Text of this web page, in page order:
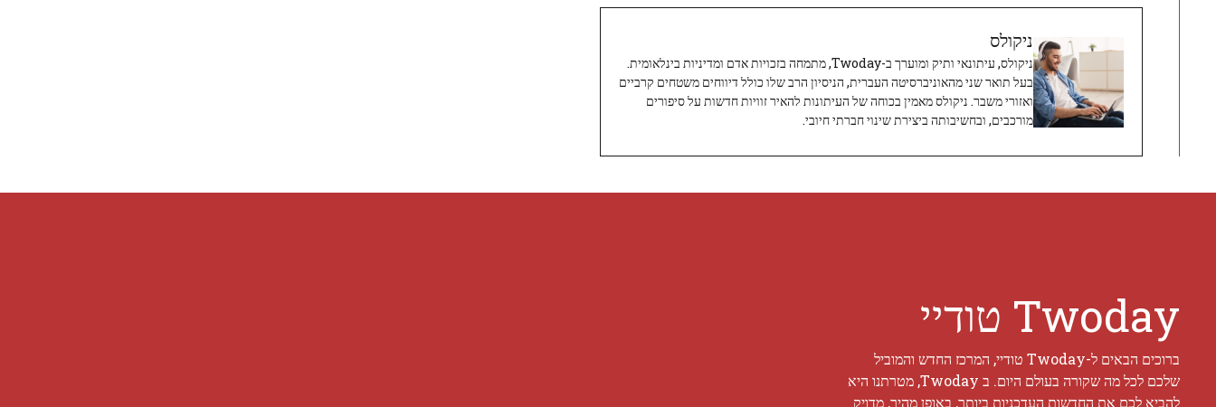
ניקולס
ניקולס, עיתונאי ותיק ומוערך ב-Twoday, מתמחה בזכויות אדם ומדיניות בינלאומית.
בעל תואר שני מהאוניברסיטה העברית, הניסיון הרב שלו כולל דיווחים משטחים קרביים
ואזורי משבר. ניקולס מאמין בכוחה של העיתונות להאיר זוויות חדשות על סיפורים
מורכבים, ובחשיבותה ביצירת שינוי חברתי חיובי.
Twoday טודיי
ברוכים הבאים ל-Twoday טודיי, המרכז החדש והמוביל
שלכם לכל מה שקורה בעולם היום. ב Twoday, מטרתנו היא
להביא לכם את החדשות העדכניות ביותר, באופן מהיר, מדויק